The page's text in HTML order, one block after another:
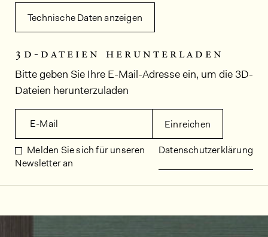
Technische Daten anzeigen
3d-dateien herunterladen
Bitte geben Sie Ihre E-Mail-Adresse ein, um die 3D-
Dateien herunterzuladen
E-Mail Einreichen
Melden Sie sich für unseren
Newsletter an
Datenschutzerklärung